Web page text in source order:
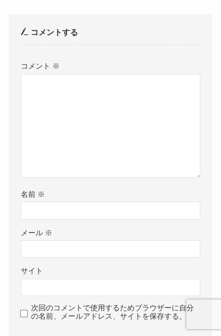
コメントする
コメント ※
名前 ※
メール ※
サイト
次回のコメントで使用するためブラウザーに自分
の名前、メールアドレス、サイトを保存する。